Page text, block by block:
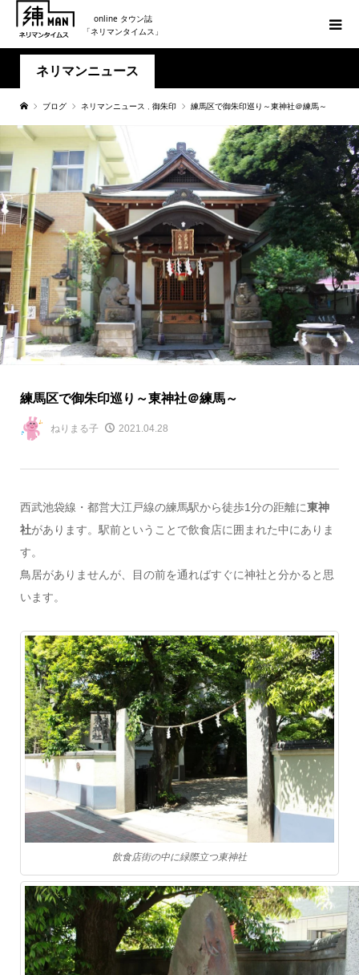
online タウン誌
「ネリマンタイムス」
ネリマンニュース
ブログ ネリマンニュース 御朱印 練馬区で御朱印巡り～東神社＠練馬～
練馬区で御朱印巡り～東神社＠練馬～
ねりまる子 2021.04.28
西武池袋線・都営大江戸線の練馬駅から徒歩1分の距離に東神
社があります。駅前ということで飲食店に囲まれた中にありま
す。
鳥居がありませんが、目の前を通ればすぐに神社と分かると思
います。
飲食店街の中に緑際立つ東神社